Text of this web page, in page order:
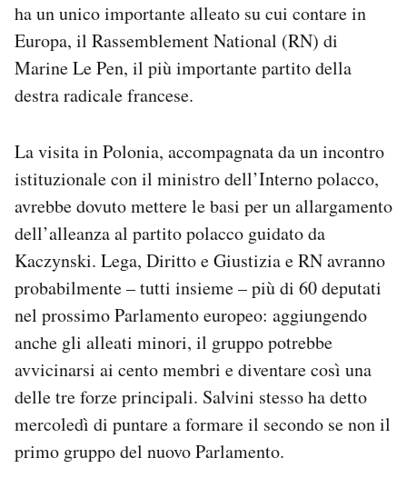
ha un unico importante alleato su cui contare in
Europa, il Rassemblement National (RN) di
Marine Le Pen, il più importante partito della
destra radicale francese.
La visita in Polonia, accompagnata da un incontro
istituzionale con il ministro dell’Interno polacco,
avrebbe dovuto mettere le basi per un allargamento
dell’alleanza al partito polacco guidato da
Kaczynski. Lega, Diritto e Giustizia e RN avranno
probabilmente – tutti insieme – più di 60 deputati
nel prossimo Parlamento europeo: aggiungendo
anche gli alleati minori, il gruppo potrebbe
avvicinarsi ai cento membri e diventare così una
delle tre forze principali. Salvini stesso ha detto
mercoledì di puntare a formare il secondo se non il
primo gruppo del nuovo Parlamento.